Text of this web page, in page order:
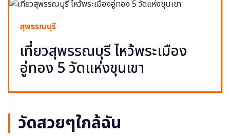
สุพรรณบุรี
เที่ยวสุพรรณบุรี ไหว้พระเมือง
อู่ทอง 5 วัดแห่งขุนเขา
วัดสวยๆใกล้ฉัน